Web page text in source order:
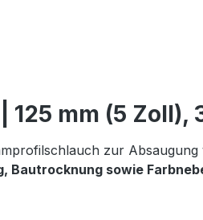
| 125 mm (5 Zoll),
zur Absaugung
Bautrocknung sowie